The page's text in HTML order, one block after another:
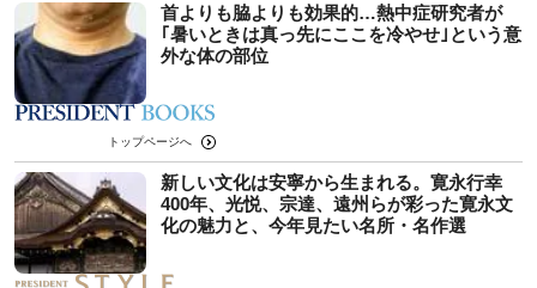
首よりも脇よりも効果的…熱中症研究者が
｢暑いときは真っ先にここを冷やせ｣という意
外な体の部位
トップページへ
新しい文化は安寧から生まれる。寛永行幸
400年、光悦、宗達、遠州らが彩った寛永文
化の魅力と、今年見たい名所・名作選